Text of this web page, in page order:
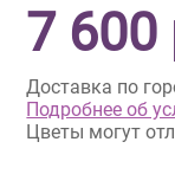
7 600
Доставка по
Подробнее об
Цветы могут